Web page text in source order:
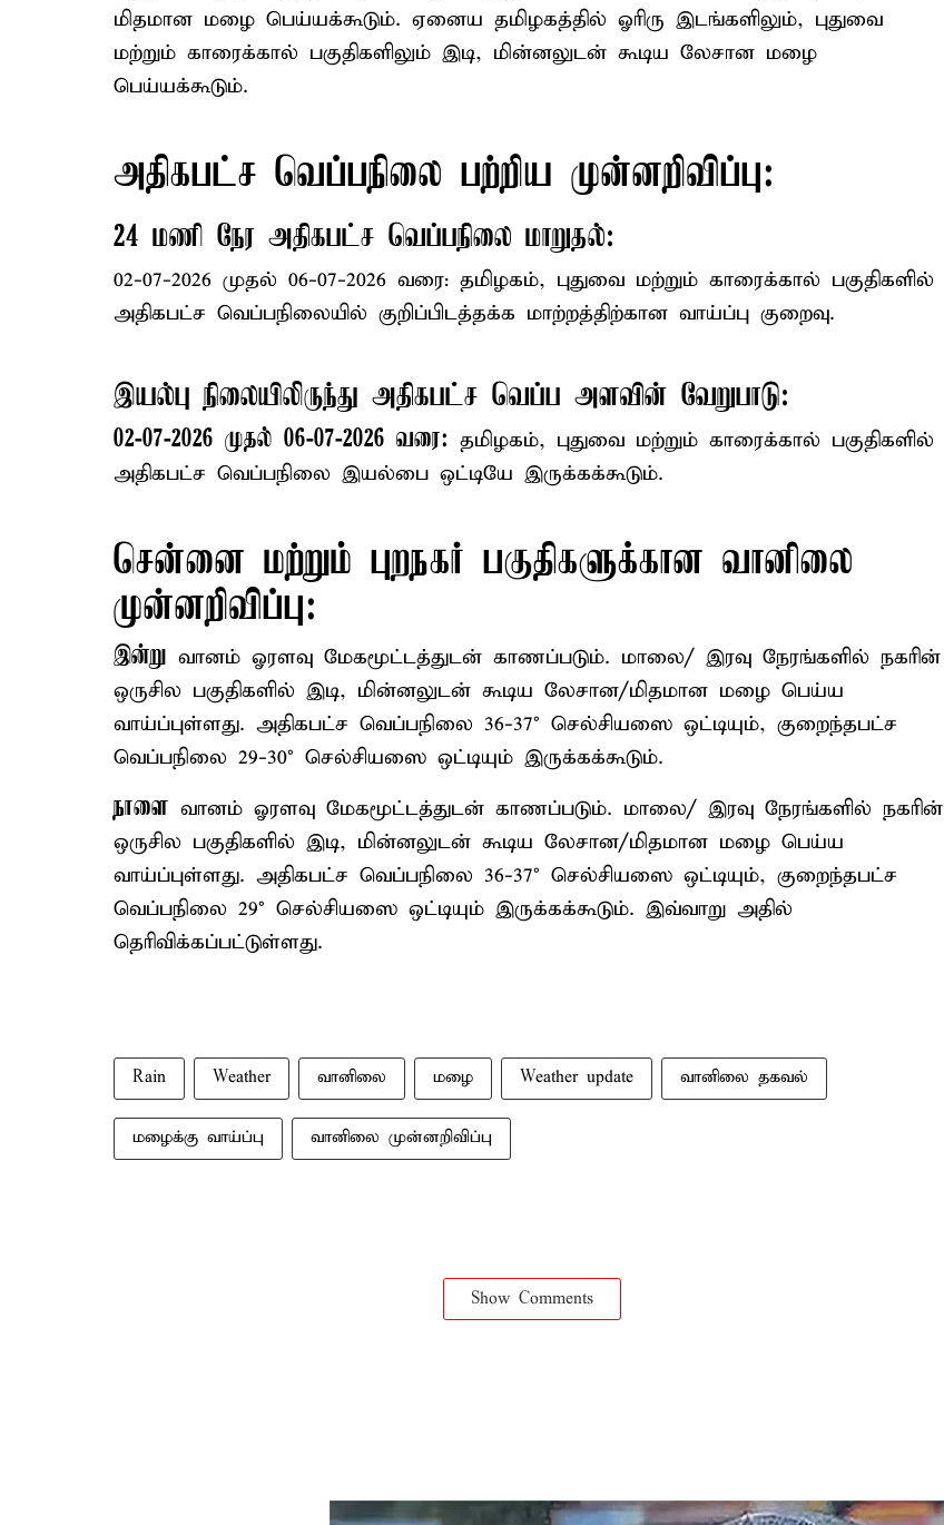
மிதமான மழை பெய்யக்கூடும். ஏனைய தமிழகத்தில் ஓரிரு இடங்களிலும், புதுவை
மற்றும் காரைக்கால் பகுதிகளிலும் இடி, மின்னலுடன் கூடிய லேசான மழை
பெய்யக்கூடும்.
அதிகபட்ச வெப்பநிலை பற்றிய முன்னறிவிப்பு:
24 மணி நேர அதிகபட்ச வெப்பநிலை மாறுதல்:
02-07-2026 முதல் 06-07-2026 வரை: தமிழகம், புதுவை மற்றும் காரைக்கால் பகுதிகளில்
அதிகபட்ச வெப்பநிலையில் குறிப்பிடத்தக்க மாற்றத்திற்கான வாய்ப்பு குறைவு.
இயல்பு நிலையிலிருந்து அதிகபட்ச வெப்ப அளவின் வேறுபாடு:
02-07-2026 முதல் 06-07-2026 வரை: தமிழகம், புதுவை மற்றும் காரைக்கால் பகுதிகளில்
அதிகபட்ச வெப்பநிலை இயல்பை ஒட்டியே இருக்கக்கூடும்.
சென்னை மற்றும் புறநகர் பகுதிகளுக்கான வானிலை
முன்னறிவிப்பு:
இன்று வானம் ஓரளவு மேகமூட்டத்துடன் காணப்படும். மாலை/ இரவு நேரங்களில் நகரின்
ஒருசில பகுதிகளில் இடி, மின்னலுடன் கூடிய லேசான/மிதமான மழை பெய்ய
வாய்ப்புள்ளது. அதிகபட்ச வெப்பநிலை 36-37° செல்சியஸை ஒட்டியும், குறைந்தபட்ச
வெப்பநிலை 29-30° செல்சியஸை ஒட்டியும் இருக்கக்கூடும்.
நாளை வானம் ஓரளவு மேகமூட்டத்துடன் காணப்படும். மாலை/ இரவு நேரங்களில் நகரின்
ஒருசில பகுதிகளில் இடி, மின்னலுடன் கூடிய லேசான/மிதமான மழை பெய்ய
வாய்ப்புள்ளது. அதிகபட்ச வெப்பநிலை 36-37° செல்சியஸை ஒட்டியும், குறைந்தபட்ச
வெப்பநிலை 29° செல்சியஸை ஒட்டியும் இருக்கக்கூடும். இவ்வாறு அதில்
தெரிவிக்கப்பட்டுள்ளது.
Rain Weather வானிலை மழை Weather update வானிலை தகவல்
மழைக்கு வாய்ப்பு வானிலை முன்னறிவிப்பு
Show Comments